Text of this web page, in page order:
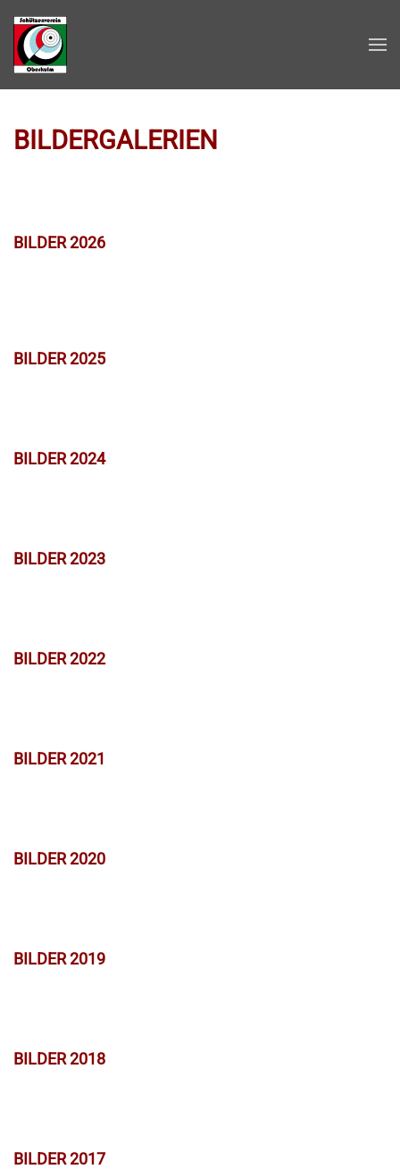
Zum Hauptinhalt springen
BILDERGALERIEN
BILDER 2026
BILDER 2025
BILDER 2024
BILDER 2023
BILDER 2022
BILDER 2021
BILDER 2020
BILDER 2019
BILDER 2018
BILDER 2017